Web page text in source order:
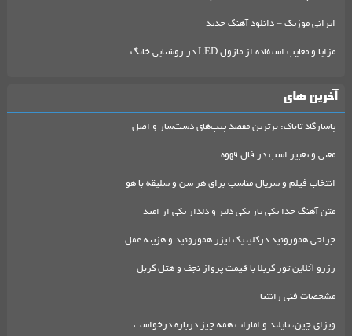
ایرانی موزیک – دانلود آهنگ جدید
مزایا و معایب استفاده از ماژول LED در روشنایی خانگ
آخرین های
پاسارگاد تاباک: برترین مقصد پیپ‌های دست‌ساز و اصل
معنی و تعبیر اسب در فال قهوه
انتخاب فیلم و سریال مناسب برای هر سن و سلیقه با هو
متن آهنگ خدا یکی یار یکی دلبر و دلدار یکی از امید
جراحی هموروئید درکلینیک لیزر هموروئید و هزینه عمل
رزرو آنلاین تور کربلا با قیمت پرواز نجف و هتل کربل
مشخصات فنی زانتیا
ویزای چین، تایلند و امارات همه چیز درباره درخواست